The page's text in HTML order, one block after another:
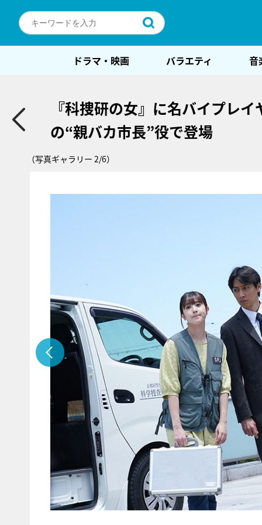
ドラマ・映画 バラエティ 音
『科捜研の女』に名バイプレ
の“親バカ市長”役で登場
（写真ギャラリー 2/6）